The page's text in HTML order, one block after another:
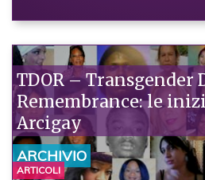
TDOR – Transgender
Remembrance: le
Arcigay
ARCHIVIO
ARTICOLI